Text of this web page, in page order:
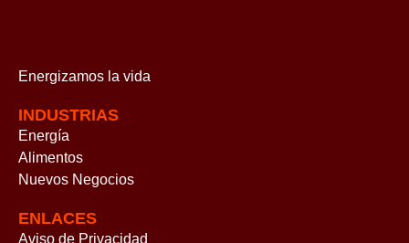
Energizamos la vida
INDUSTRIAS
Energía
Alimentos
Nuevos Negocios
ENLACES
Aviso de Privacidad